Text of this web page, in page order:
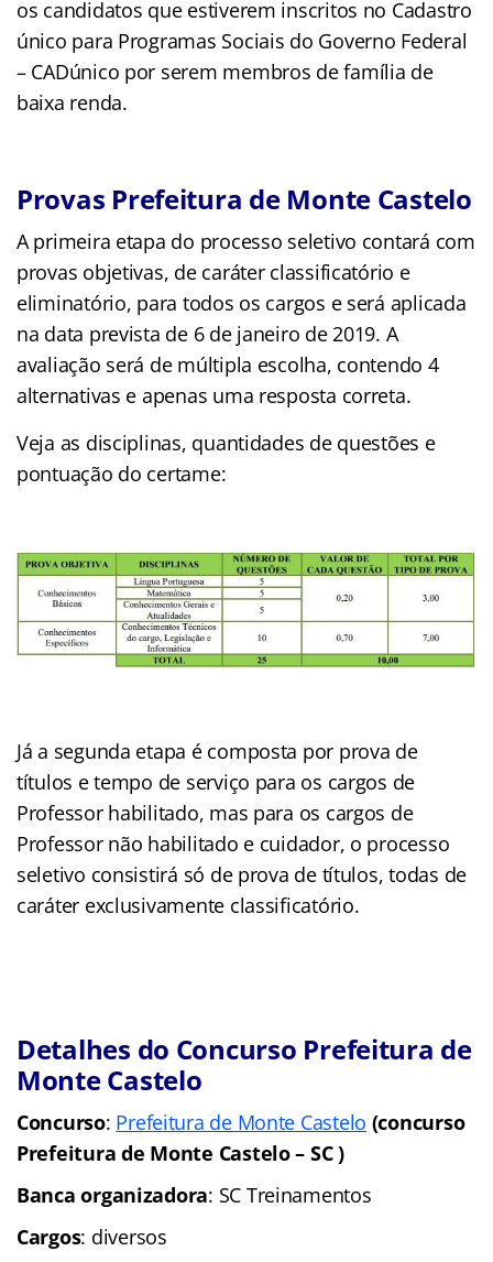
os candidatos que estiverem inscritos no Cadastro
único para Programas Sociais do Governo Federal
– CADúnico por serem membros de família de
baixa renda.
Provas Prefeitura de Monte Castelo
A primeira etapa do processo seletivo contará com
provas objetivas, de caráter classificatório e
eliminatório, para todos os cargos e será aplicada
na data prevista de 6 de janeiro de 2019. A
avaliação será de múltipla escolha, contendo 4
alternativas e apenas uma resposta correta.
Veja as disciplinas, quantidades de questões e
pontuação do certame:
Já a segunda etapa é composta por prova de
títulos e tempo de serviço para os cargos de
Professor habilitado, mas para os cargos de
Professor não habilitado e cuidador, o processo
seletivo consistirá só de prova de títulos, todas de
caráter exclusivamente classificatório.
Detalhes do Concurso Prefeitura de
Monte Castelo
Concurso: Prefeitura de Monte Castelo (concurso
Prefeitura de Monte Castelo – SC )
Banca organizadora: SC Treinamentos
Cargos: diversos